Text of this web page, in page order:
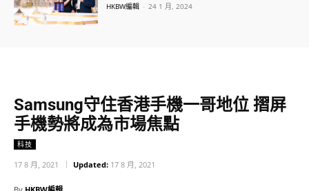
HKBW編輯 - 24 1 月, 2024